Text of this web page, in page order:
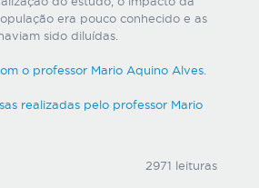
era pouco conhecido e as
sido diluídas.
o professor Mario Aquino Alves
realizadas pelo professor Mario
2971 leituras